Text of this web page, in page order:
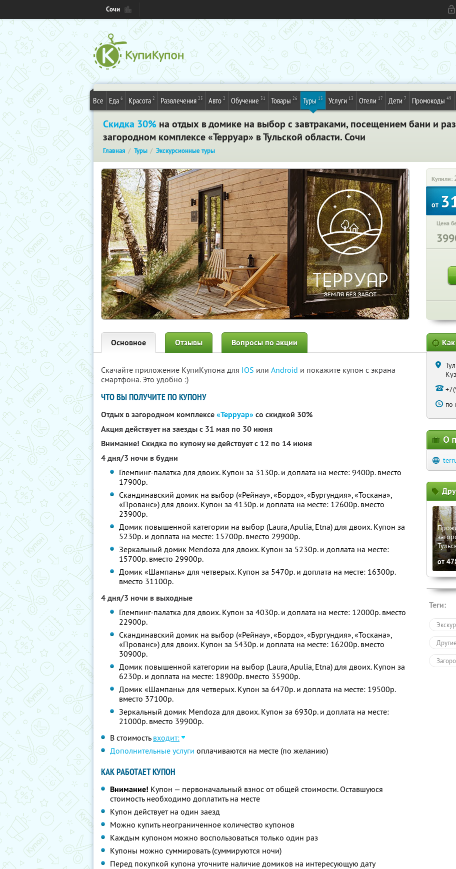
Сочи
Все Еда 6 Красота 2 Развлечения 25 Авто 2 Обучение 31 Товары 26 Туры 13 Услуги 13 Отели 17 Дети 7 Промокоды 49
Скидка 30% на отдых в домике на выбор с завтраками, посещением бани и
загородном комплексе «Терруар» в Тульской области. Сочи
Главная Туры Экскурсионные туры
Купили:
от
Цена
Основное Отзывы Вопросы по акции
Скачайте приложение КупиКупона для IOS или Android и покажите купон с экрана
смартфона. Это удобно :)
ЧТО ВЫ ПОЛУЧИТЕ ПО КУПОНУ
Отдых в загородном комплексе«Терруар»со скидкой 30%
Акция действует на заезды с 31 мая по 30 июня
Внимание! Скидка по купону не действует с 12 по 14 июня
4 дня/3 ночи в будни
Глемпинг-палатка для двоих. Купон за 3130р. и доплата на месте: 9400р. вместо
17900р.
Скандинавский домик на выбор («Рейнау», «Бордо», «Бургундия», «Тоскана»,
«Прованс») для двоих. Купон за 4130р. и доплата на месте: 12600р. вместо
23900р.
Домик повышенной категории на выбор (Laura, Apulia, Etna) для двоих. Купон за
5230р. и доплата на месте: 15700р. вместо 29900р.
Зеркальный домик Mendoza для двоих. Купон за 5230р. и доплата на месте:
15700р. вместо 29900р.
Домик «Шампань» для четверых. Купон за 5470р. и доплата на месте: 16300р.
вместо 31100р.
4 дня/3 ночи в выходные
Глемпинг-палатка для двоих. Купон за 4030р. и доплата на месте: 12000р. вместо
22900р.
Скандинавский домик на выбор («Рейнау», «Бордо», «Бургундия», «Тоскана»,
«Прованс») для двоих. Купон за 5430р. и доплата на месте: 16200р. вместо
30900р.
Домик повышенной категории на выбор (Laura, Apulia, Etna) для двоих. Купон за
6230р. и доплата на месте: 18900р. вместо 35900р.
Домик «Шампань» для четверых. Купон за 6470р. и доплата на месте: 19500р.
вместо 37100р.
Зеркальный домик Mendoza для двоих. Купон за 6930р. и доплата на месте:
21000р. вместо 39900р.
В стоимость входит:
Дополнительные услуги оплачиваются на месте (по желанию)
КАК РАБОТАЕТ КУПОН
Внимание! Купон — первоначальный взнос от общей стоимости. Оставшуюся
стоимость необходимо доплатить на месте
Купон действует на один заезд
Можно купить неограниченное количество купонов
Каждым купоном можно воспользоваться только один раз
Купоны можно суммировать (суммируются ночи)
Перед покупкой купона уточните наличие домиков на интересующую дату
по
О
от
Теги: